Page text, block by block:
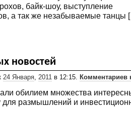
байк-шоу, выступление
а так же незабываемые танцы
новостей
24 Января 2011 в 12:15. Комментариев
обилием множества
для размышлений и